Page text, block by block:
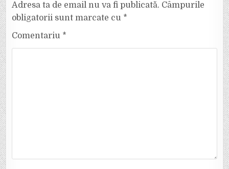
Adresa ta de email nu va fi publicată. Câmpurile
obligatorii sunt marcate cu *
Comentariu *